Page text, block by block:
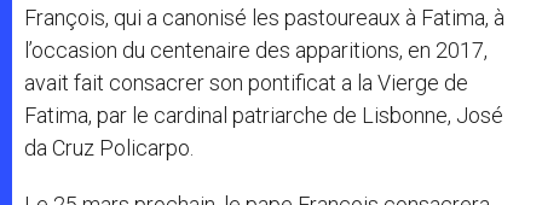
François, qui a canonisé les pastoureaux à Fatima, à
l’occasion du centenaire des apparitions, en 2017,
avait fait consacrer son pontificat a la Vierge de
Fatima, par le cardinal patriarche de Lisbonne, José
da Cruz Policarpo.